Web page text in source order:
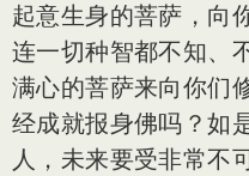
起意生身的菩萨，向
连一切种智都不知、
满心的菩萨来向你们
经成就报身佛吗？如
人，未来要受非常不